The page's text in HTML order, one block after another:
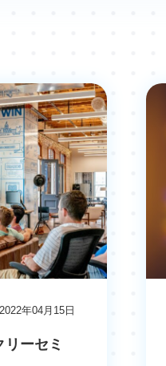
2022年04月15日
ーセミ